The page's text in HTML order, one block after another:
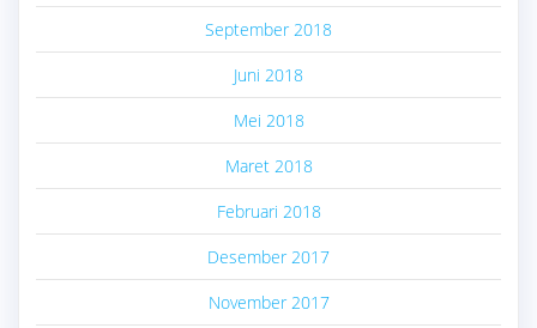
September 2018
Juni 2018
Mei 2018
Maret 2018
Februari 2018
Desember 2017
November 2017